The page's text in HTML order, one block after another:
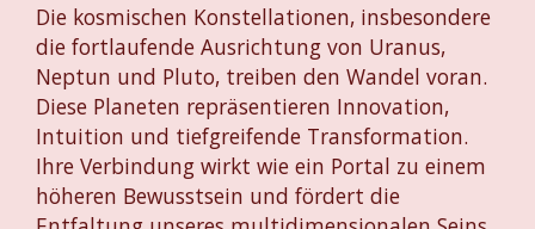
Die kosmischen Konstellationen, insbesondere
die fortlaufende Ausrichtung von Uranus,
Neptun und Pluto, treiben den Wandel voran.
Diese Planeten repräsentieren Innovation,
Intuition und tiefgreifende Transformation.
Ihre Verbindung wirkt wie ein Portal zu einem
höheren Bewusstsein und fördert die